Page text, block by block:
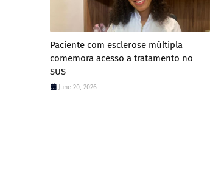
Paciente com esclerose múltipla
comemora acesso a tratamento no
SUS
June 20, 2026